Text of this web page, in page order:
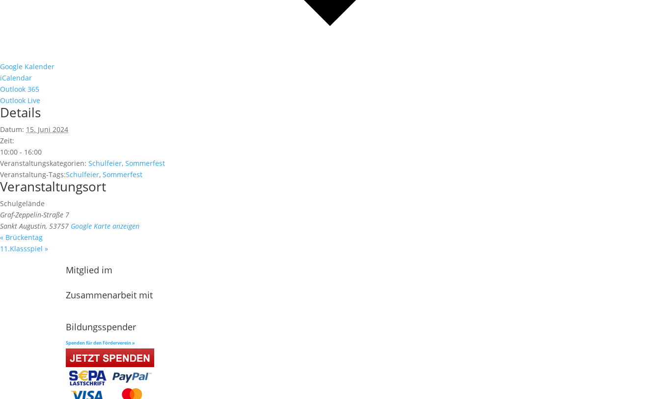
Google Kalender
iCalendar
Outlook 365
Outlook Live
Details
Datum: 15. Juni 2024
Zeit:
10:00 - 16:00
Veranstaltungskategorien: Schulfeier, Sommerfest
Veranstaltung-Tags:Schulfeier, Sommerfest
Veranstaltungsort
Schulgelände
Graf-Zeppelin-Straße 7
Sankt Augustin, 53757 Google Karte anzeigen
« Brückentag
11.Klassspiel »
Mitglied im
Zusammenarbeit mit
Bildungsspender
Spenden für den Förderverein »